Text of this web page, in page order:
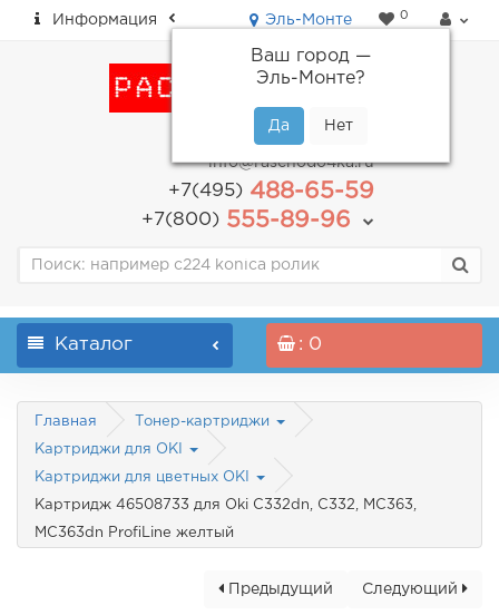
Информация Эль-Монте
Ваш город —
Эль-Монте?
0
пн-пт: с 9.00 до 18.00
info@raschodo4ka.ru
+7(495)488-65-59
+7(800)555-89-96
Каталог : 0
Главная Тонер-картриджи
Картриджи для OKI
Картриджи для цветных OKI
Картридж 46508733 для Oki C332dn, C332, MC363,
MC363dn ProfiLine желтый
Следующий
Предыдущий